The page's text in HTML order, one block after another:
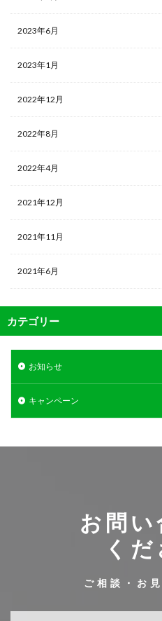
2023年6月
2023年1月
2022年12月
2022年8月
2022年4月
2021年12月
2021年11月
2021年6月
カテゴリー
お知らせ
キャンペーン
お問い
く
ご相談・お